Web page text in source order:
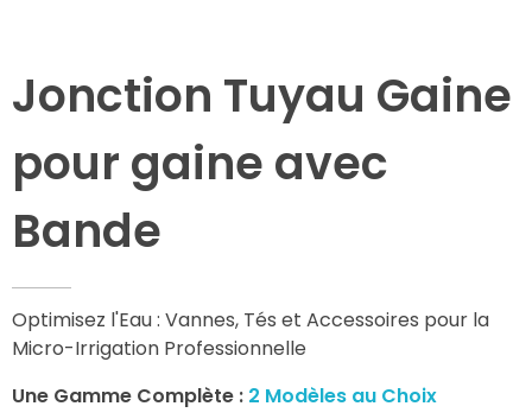
Jonction Tuyau Gaine
pour gaine avec
Bande
Optimisez l'Eau : Vannes, Tés et Accessoires pour la
Micro-Irrigation Professionnelle
Une Gamme Complète : 2 Modèles au Choix